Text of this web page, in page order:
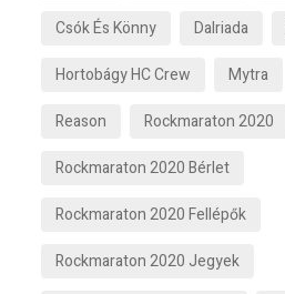
Csók És Könny
Dalriada
Hortobágy HC Crew
Mytra
Reason
Rockmaraton 2020
Rockmaraton 2020 Bérlet
Rockmaraton 2020 Fellépők
Rockmaraton 2020 Jegyek